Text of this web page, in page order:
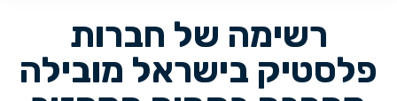
רשימה של חברות
פלסטיק בישראל מובילה